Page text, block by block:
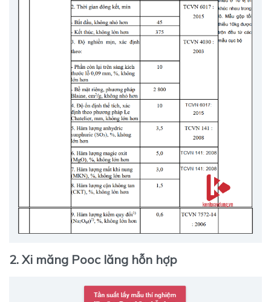
2. Xi măng Pooc lăng hỗn hợp